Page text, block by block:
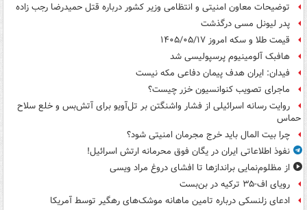
توضیحات معاون امنیتی و انتظامی وزیر کشور درباره قتل حمیدرضا رجب زاده
پدر لیونل مسی درگذشت
قیمت طلا و سکه امروز ۱۴۰۵/۰۵/۱۷
هافبک آلومینیوم پرسپولیسی شد
فیدان: ایران هدف پیمان دفاعی مکه نیست
ماجرای تصویب کنوانسیون خزر چیست؟
روایت رسانه اسرائیلی از فشار واشنگتن بر تل‌آویو برای آتش‌بس و خلع سلاح
حماس
چرا بیت المال باید خرج مجرمان امنیتی شود؟
نفوذ اطلاعاتی ایران در یگان فوق محرمانه ارتش اسرائیل!
از مظلوم‌نمایی براندازها تا افشای دروغ مراد ویسی
رویای اف-۳۵ ترکیه در بن‌بست
ادعای زلنسکی درباره تامین ماهانه موشک‌های رهگیر توسط آمریکا